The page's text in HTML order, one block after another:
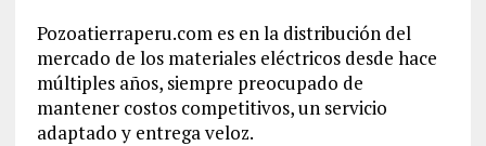
Pozoatierraperu.com es en la distribución del
mercado de los materiales eléctricos desde hace
múltiples años, siempre preocupado de
mantener costos competitivos, un servicio
adaptado y entrega veloz.